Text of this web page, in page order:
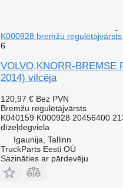
K000928 bremžu
6
VOLVO,KNORR-BREMSE
2014) vilcēja
120,97 € Bez PVN
Bremžu regulētājvārsts
K040159 K000928 20456400
dīzeļdegviela
Igaunija, Tallinn
TruckParts Eesti OÜ
Sazināties ar pārdevēju